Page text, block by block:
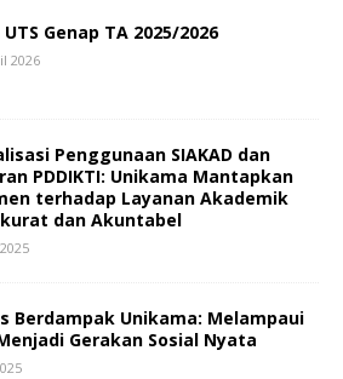
Genap TA 2025/2026
2026
Penggunaan SIAKAD dan
PDDIKTI: Unikama Mantapkan
terhadap Layanan Akademik
dan Akuntabel
Berdampak Unikama: Melampaui
Gerakan Sosial Nyata